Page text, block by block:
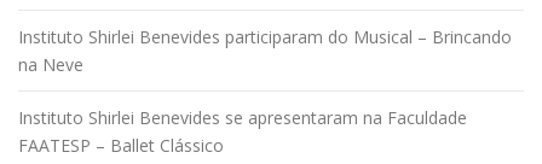
Instituto Shirlei Benevides participaram do Musical – Brincando
na Neve
Instituto Shirlei Benevides se apresentaram na Faculdade
FAATESP – Ballet Clássico